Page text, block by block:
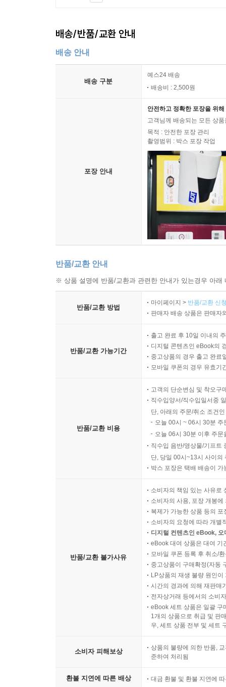
배송/반품/교환 안내
배송 안내
배송 구분
예스24 배송
배송비 : 2,500원
포장 안내
안전하고 정확한 포장을 위
고객님께 배송되는 모든 상
목적 : 안전한 포장 관리
촬영범위 : 박스 포장 작업
반품/교환 안내
※ 상품 설명에 반품/교환과 관련한 안내가 있는경우 아
반품/교환 방법
마이페이지 > 반품/교환 신
판매자 배송 상품은 판매자
반품/교환 가능기간
출고 완료 후 10일 이내의
디지털 콘텐츠인 eBook의
중고상품의 경우 출고 완료
모바일 쿠폰의 경우 유효기
반품/교환 비용
고객의 단순변심 및 착오구
직수입양서/직수입일서중
단, 아래의 주문/취소 조건
오늘 00시 ~ 06시 30분
오늘 06시 30분 이후 주
직수입 음반/영상물/기프트
단, 당일 00시~13시 사이의
박스 포장은 택배 배송이
반품/교환 불가사유
소비자의 책임 있는 사유로
소비자의 사용, 포장 개봉
복제가 가능한 상품 등의
소비자의 요청에 따라 개별
디지털 컨텐츠인 eBook,
eBook 대여 상품은 대여 기
모바일 쿠폰 등록 후 취소/
중고상품이 구매확정(자동
LP상품의 재생 불량 원인
시간의 경과에 의해 재판매
전자상거래 등에서의 소비
eBook 세트 상품은 일괄 구
1개의 상품으로 취급 및 판
우, 세트 상품 전부 및 세트
소비자 피해보상
상품의 불량에 의한 반품,
준하여 처리됨
환불 지연에 따른 배상 대금 환불 및 환불 지연에